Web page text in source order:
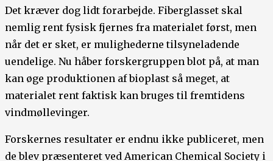
Det kræver dog lidt forarbejde. Fiberglasset skal
nemlig rent fysisk fjernes fra materialet først, men
når det er sket, er mulighederne tilsyneladende
uendelige. Nu håber forskergruppen blot på, at man
kan øge produktionen af bioplast så meget, at
materialet rent faktisk kan bruges til fremtidens
vindmøllevinger.
Forskernes resultater er endnu ikke publiceret, men
de blev præsenteret ved American Chemical Society i